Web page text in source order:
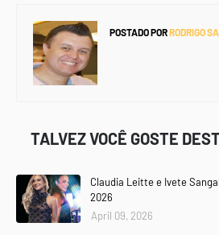
POSTADO PORRODRIGO
TALVEZ VOCÊ GOSTE
Claudia Leitte e Ivete
2026
April 09, 2026